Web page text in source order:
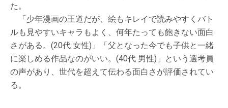
た。
「少年漫画の王道だが、絵もキレイで読みやすくバト
ルも見やすいキャラもよく、何年たっても飽きない面白
さがある。(20代 女性)」「父となった今でも子供と一緒
に楽しめる作品なのがいい。(40代 男性)」という選考員
の声があり、世代を超えて伝わる面白さが評価されてい
る。